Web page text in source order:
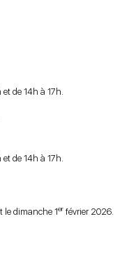
de 14h à 17h.
de 14h à 17h.
le dimanche 1er février 2026.